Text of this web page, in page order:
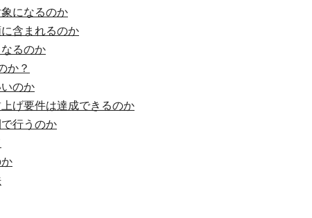
になるのか
含まれるのか
るのか
か？
のか
げ要件は達成できるのか
行うのか